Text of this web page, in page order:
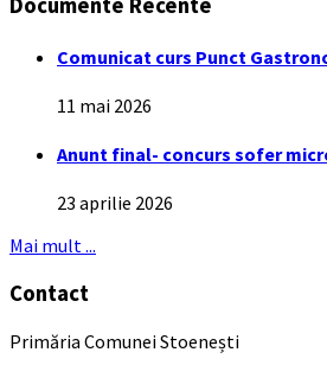
Documente Recente
Comunicat curs Punct
11 mai 2026
Anunt final- concurs sofer
23 aprilie 2026
Mai mult ...
Contact
Primăria Comunei Stoenești